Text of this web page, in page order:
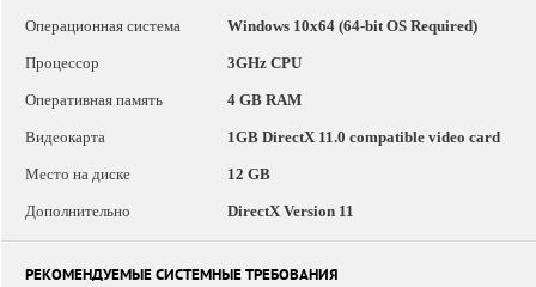
Операционная система
Windows 10x64 (64-bit OS Required)
Процессор 3GHz CPU
Оперативная память 4 GB RAM
Видеокарта 1GB DirectX 11.0 compatible video card
Место на диске 12 GB
Дополнительно DirectX Version 11
РЕКОМЕНДУЕМЫЕ СИСТЕМНЫЕ ТРЕБОВАНИЯ